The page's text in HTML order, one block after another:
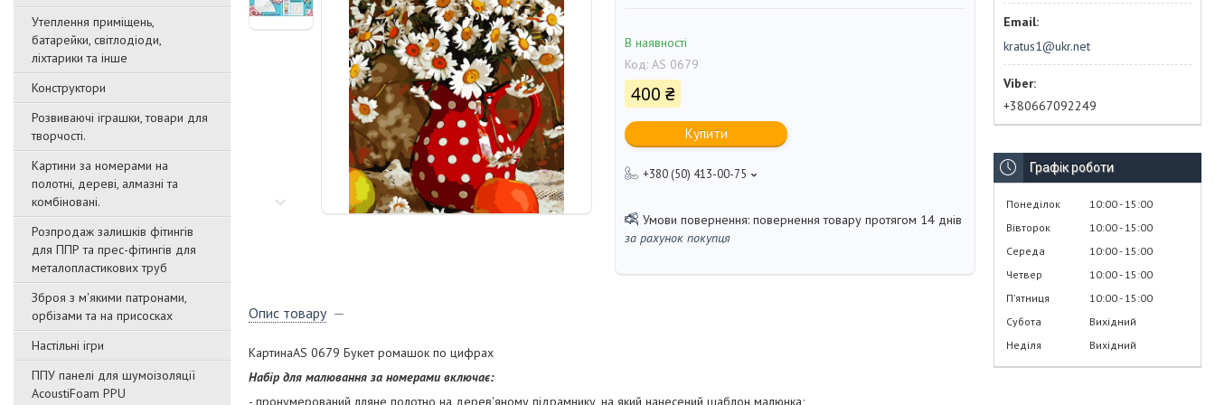
Утеплення приміщень,
батарейки, світлодіоди,
ліхтарики та інше
Конструктори
Розвиваючі іграшки, товари для
творчості.
Картини за номерами на
полотні, дереві, алмазні та
комбіновані.
Розпродаж залишків фітингів
для ППР та прес-фітингів для
металопластикових труб
Зброя з м'якими патронами,
орбізами та на присосках
Настільні ігри
ППУ панелі для шумоізоляції
AcoustiFoam PPU
В наявності
Код: AS 0679
400 ₴
Купити
+380 (50) 413-00-75
повернення товару протягом 14 днів
за рахунок покупця
Опис товару
КартинаАЅ 0679 Букет ромашок по цифрах
Набір для малювання за номерами включає:
- пронумерований лляне полотно на дерев'яному підрамнику, на який нанесений шаблон малюнка;
kratus1@ukr.net
+380667092249
Графік роботи
Понеділок 10:00 15:00
Вівторок
10:00 15:00
Середа
10:00 15:00
Четвер
10:00 15:00
Пʼятниця
10:00 15:00
Субота
Вихідний
Неділя
Вихідний